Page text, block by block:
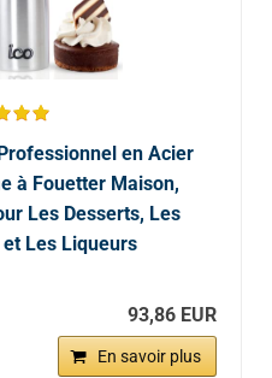
en Acier
à Fouetter Maison,
Les Desserts, Les
Les Liqueurs
93,86 EUR
En savoir plus